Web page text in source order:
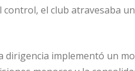
el club atravesaba
dirigencia implementó un